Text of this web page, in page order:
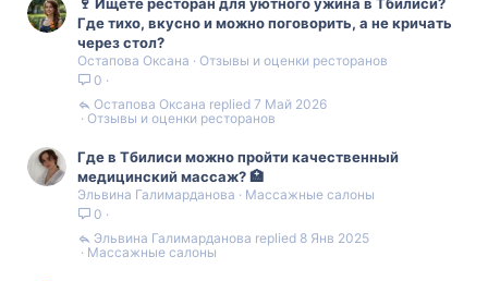
й
г
о
л
о
й
г
о
о
Где тихо, вкусно и можно поговорить, а не кричать
через стол?
Остапова Оксана
Отзывы и оценки ресторанов
0
Отзывы и оценки ресторанов
7 Май 2026
Остапова Оксана
Где в Тбилиси можно пройти качественный
медицинский массаж? 🏥
Эльвина Галимарданова
Массажные салоны
0
Массажные салоны
8 Янв 2025
Эльвина Галимарданова